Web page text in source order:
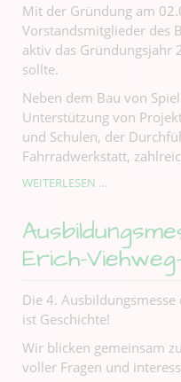
Mit der Gründung am
Vorstandsmitglieder des
aktiv das Gründungsjahr
sollte.
Neben dem Bau von
Unterstützung von
und Schulen, der
Fahrradwerkstatt,
WEITERLESEN …
E.V.
SAGT
DANKE
Erich-
Die 4.
ist Geschichte!
Wir blicken gemeinsam
voller Fragen und